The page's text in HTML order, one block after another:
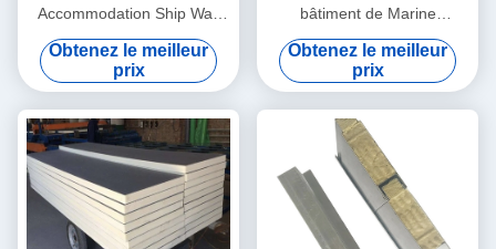
Accommodation Ship Wall
Panels
Obtenez le meilleur
prix
bâtiment de Marine
Honeycomb Panels For Boat
de mur
Obtenez le meilleur
prix